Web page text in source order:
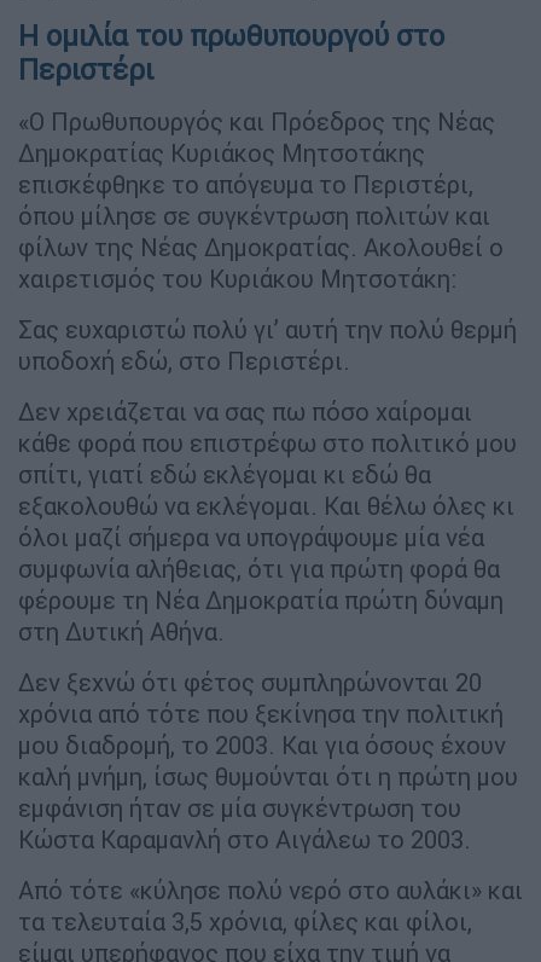
Η ομιλία του πρωθυπουργού στο
Περιστέρι
«Ο Πρωθυπουργός και Πρόεδρος της Νέας
Δημοκρατίας Κυριάκος Μητσοτάκης
επισκέφθηκε το απόγευμα το Περιστέρι,
όπου μίλησε σε συγκέντρωση πολιτών και
φίλων της Νέας Δημοκρατίας. Ακολουθεί ο
χαιρετισμός του Κυριάκου Μητσοτάκη:
Σας ευχαριστώ πολύ γι’ αυτή την πολύ θερμή
υποδοχή εδώ, στο Περιστέρι.
Δεν χρειάζεται να σας πω πόσο χαίρομαι
κάθε φορά που επιστρέφω στο πολιτικό μου
σπίτι, γιατί εδώ εκλέγομαι κι εδώ θα
εξακολουθώ να εκλέγομαι. Και θέλω όλες κι
όλοι μαζί σήμερα να υπογράψουμε μία νέα
συμφωνία αλήθειας, ότι για πρώτη φορά θα
φέρουμε τη Νέα Δημοκρατία πρώτη δύναμη
στη Δυτική Αθήνα.
Δεν ξεχνώ ότι φέτος συμπληρώνονται 20
χρόνια από τότε που ξεκίνησα την πολιτική
μου διαδρομή, το 2003. Και για όσους έχουν
καλή μνήμη, ίσως θυμούνται ότι η πρώτη μου
εμφάνιση ήταν σε μία συγκέντρωση του
Κώστα Καραμανλή στο Αιγάλεω το 2003.
Από τότε «κύλησε πολύ νερό στο αυλάκι» και
τα τελευταία 3,5 χρόνια, φίλες και φίλοι,
είμαι υπερήφανος που είχα την τιμή να